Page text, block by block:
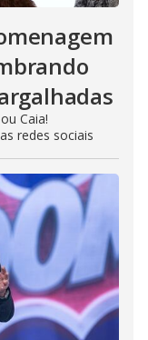
Caia!
redes sociais